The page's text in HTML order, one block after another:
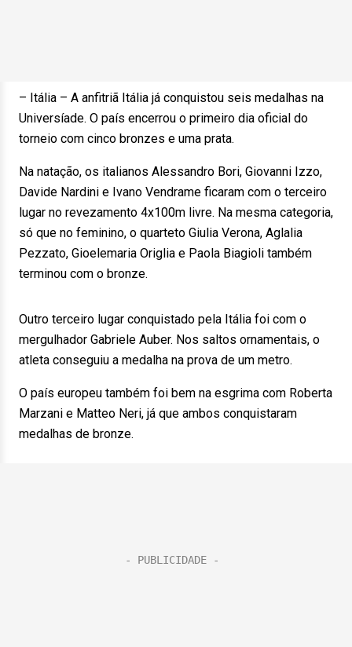
– Itália – A anfitriã Itália já conquistou seis medalhas na
Universíade. O país encerrou o primeiro dia oficial do
torneio com cinco bronzes e uma prata.
Na natação, os italianos Alessandro Bori, Giovanni Izzo,
Davide Nardini e Ivano Vendrame ficaram com o terceiro
lugar no revezamento 4x100m livre. Na mesma categoria,
só que no feminino, o quarteto Giulia Verona, Aglalia
Pezzato, Gioelemaria Origlia e Paola Biagioli também
terminou com o bronze.
Outro terceiro lugar conquistado pela Itália foi com o
mergulhador Gabriele Auber. Nos saltos ornamentais, o
atleta conseguiu a medalha na prova de um metro.
O país europeu também foi bem na esgrima com Roberta
Marzani e Matteo Neri, já que ambos conquistaram
medalhas de bronze.